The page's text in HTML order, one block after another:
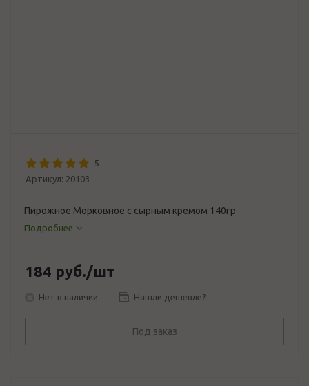
5
Артикул: 20103
Пирожное Морковное с сырным кремом 140гр
Подробнее
184 руб./шт
Нет в наличии Нашли дешевле?
Под заказ